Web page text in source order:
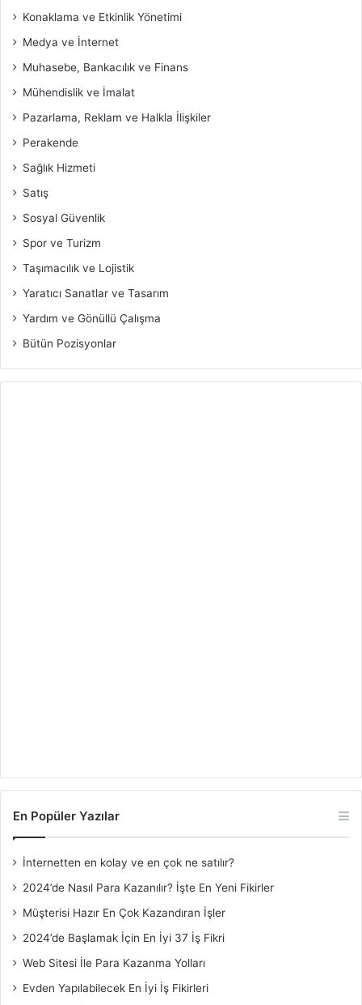
Konaklama ve Etkinlik Yönetimi
Medya ve İnternet
Muhasebe, Bankacılık ve Finans
Mühendislik ve İmalat
Pazarlama, Reklam ve Halkla İlişkiler
Perakende
Sağlık Hizmeti
Satış
Sosyal Güvenlik
Spor ve Turizm
Taşımacılık ve Lojistik
Yaratıcı Sanatlar ve Tasarım
Yardım ve Gönüllü Çalışma
Bütün Pozisyonlar
En Popüler Yazılar
İnternetten en kolay ve en çok ne satılır?
2024’de Nasıl Para Kazanılır? İşte En Yeni Fikirler
Müşterisi Hazır En Çok Kazandıran İşler
2024’de Başlamak İçin En İyi 37 İş Fikri
Web Sitesi İle Para Kazanma Yolları
Evden Yapılabilecek En İyi İş Fikirleri